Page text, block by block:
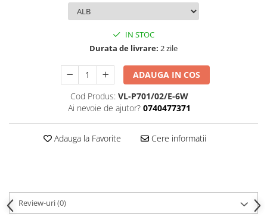
IN STOC
Durata de livrare: 2 zile
ADAUGA IN COS
Cod Produs: VL-P701/02/E-6W
Ai nevoie de ajutor? 0740477371
Adauga la Favorite Cere informatii
Review-uri(0)